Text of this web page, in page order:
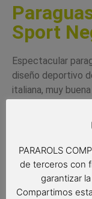
Sport
Espectacular
diseño deportivo
italiana, muy
Radio: 69 cm.
Diámetro: 110 cm.
Largo: 92 cm.
PARAROLS
de terceros con
garantizar
Compartimos